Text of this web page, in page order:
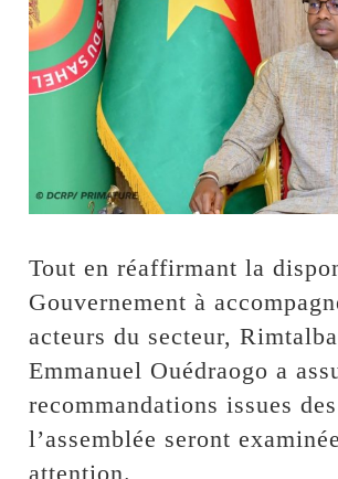
‎Tout en réaffirmant la
Gouvernement à
acteurs du secteur,
Emmanuel Ouédraogo a
recommandations issues
l’assemblée seront
attention.